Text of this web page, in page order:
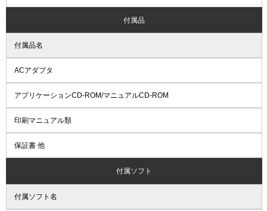
付属品
付属品名
ACアダプタ
アプリケーションCD-ROM/マニュアルCD-ROM
印刷マニュアル類
保証書 他
付属ソフト
付属ソフト名